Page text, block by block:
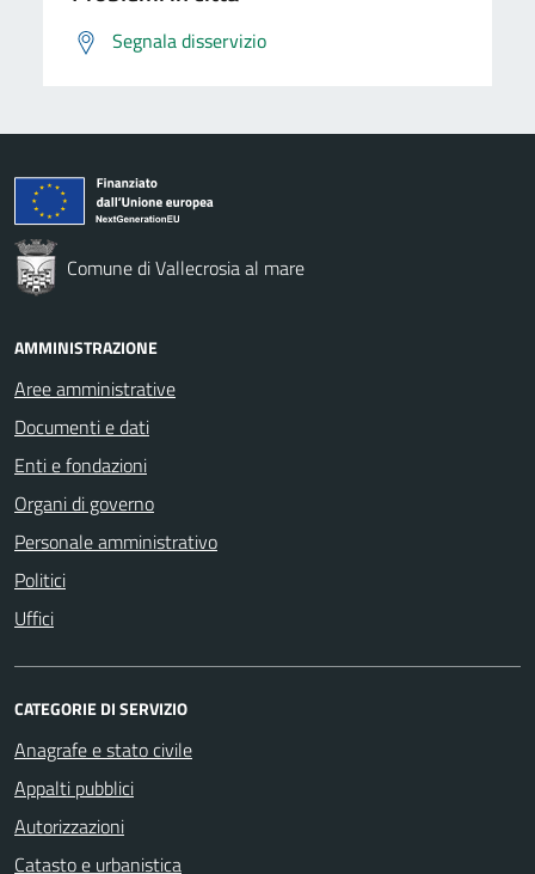
Segnala disservizio
Comune di Vallecrosia al mare
AMMINISTRAZIONE
Aree amministrative
Documenti e dati
Enti e fondazioni
Organi di governo
Personale amministrativo
Politici
Uffici
CATEGORIE DI SERVIZIO
Anagrafe e stato civile
Appalti pubblici
Autorizzazioni
Catasto e urbanistica